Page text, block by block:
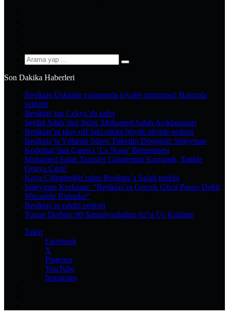
Arama
Son Dakika Haberleri
Beşiktaş-Üsküdar vapurunda kıyafet tartışması! Bastonla
saldırdı
Beşiktaş’tan Çekya’da zafer
Serdal Adalı’dan ilginç Mohamed Salah Açıklamaları
Beşiktaş’ın play-off’taki rakibi büyük ölçüde netleşti
Beşiktaş’ta Yıllardır Süren Tüketim Döngüsü: Süleyman
Korkmaz’dan Çarpıcı ‘La Nona’ Benzetmesi
Mohamed Salah Transfer Gündemini Karıştırdı, Tatilde
Ortaya Çıktı!
Kaya Çilingiroğlu’ndan Beşiktaş’a Salah tepkisi
Süleyman Korkmaz: “Beşiktaş’ın Gerçek Gücü Parası Değil,
Mücadele Ruhudur”
Beşiktaş’ın rakibi netleşti
Yunan Derbisi: 90 Şampiyonluğun 82’si Üç Kulüpte
Takip
Facebook
X
Pinterest
YouTube
Instagram